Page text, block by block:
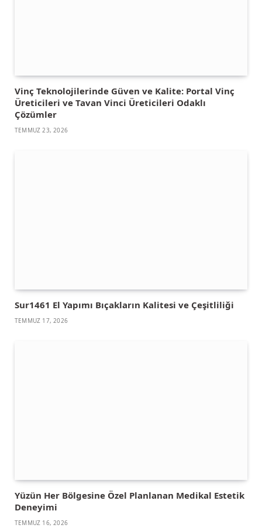
Vinç Teknolojilerinde Güven ve Kalite: Portal Vinç
Üreticileri ve Tavan Vinci Üreticileri Odaklı
Çözümler
TEMMUZ 23, 2026
Sur1461 El Yapımı Bıçakların Kalitesi ve Çeşitliliği
TEMMUZ 17, 2026
Yüzün Her Bölgesine Özel Planlanan Medikal Estetik
Deneyimi
TEMMUZ 16, 2026